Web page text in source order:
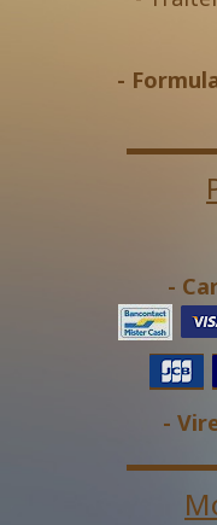
-
-
-